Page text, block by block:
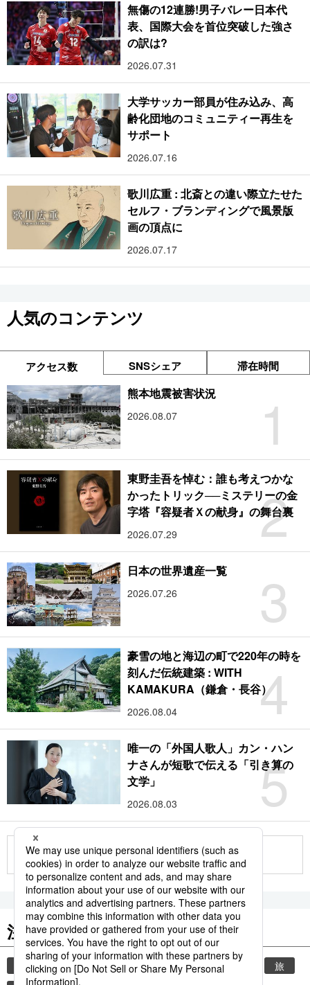
無傷の12連勝!男子バレー日本代
表、国際大会を首位突破した強さ
の訳は?
2026.07.31
大学サッカー部員が住み込み、高
齢化団地のコミュニティー再生を
サポート
2026.07.16
歌川広重 : 北斎との違い際立たせた
セルフ・ブランディングで風景版
画の頂点に
2026.07.17
人気のコンテンツ
アクセス数 SNSシェア 滞在時間
1
熊本地震被害状況
2026.08.07
2
東野圭吾を悼む：誰も考えつかな
かったトリック──ミステリーの金
字塔『容疑者Ｘの献身』の舞台裏
2026.07.29
3
日本の世界遺産一覧
2026.07.26
4
豪雪の地と海辺の町で220年の時を
刻んだ伝統建築 : WITH
KAMAKURA（鎌倉・長谷）
2026.08.04
5
唯一の「外国人歌人」カン・ハン
ナさんが短歌で伝える「引き算の
文学」
2026.08.03
もっと見る
注目のキーワード
共同通信ニュース 時事通信ニュース 観光
旅